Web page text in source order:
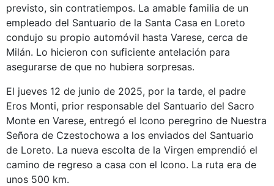
previsto, sin contratiempos. La amable familia de un
empleado del Santuario de la Santa Casa en Loreto
condujo su propio automóvil hasta Varese, cerca de
Milán. Lo hicieron con suficiente antelación para
asegurarse de que no hubiera sorpresas.
El jueves 12 de junio de 2025, por la tarde, el padre
Eros Monti, prior responsable del Santuario del Sacro
Monte en Varese, entregó el Icono peregrino de Nuestra
Señora de Czestochowa a los enviados del Santuario
de Loreto. La nueva escolta de la Virgen emprendió el
camino de regreso a casa con el Icono. La ruta era de
unos 500 km.